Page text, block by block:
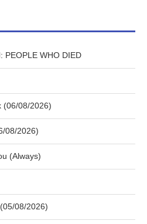
PEOPLE WHO DIED
(06/08/2026)
08/2026)
(Always)
08/2026)